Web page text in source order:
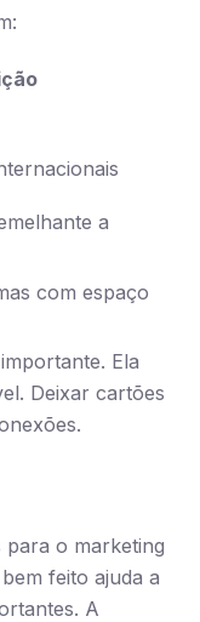
a
com espaço
Ela
Deixar cartões
para o marketing
feito ajuda a
A